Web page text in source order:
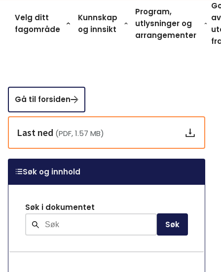
Velg ditt
fagområde
Kunnskap
og innsikt
Program,
utlysninger og
arrangementer
av
Gå til forsiden
Last ned (PDF, 1.57 MB)
Søk og innhold
Søk i dokumentet
Søk